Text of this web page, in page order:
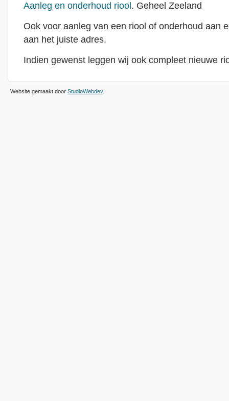
Aanleg en onderhoud riool . Geheel Zeeland
Ook voor aanleg van een riool of onderhoud aan
aan het juiste adres.
Indien gewenst leggen wij ook compleet nieuwe
Website gemaakt door StudioWebdev.